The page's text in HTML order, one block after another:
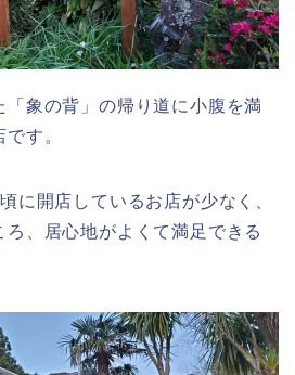
「象の背」の帰り道に小腹を満
す。
に開店しているお店が少なく、
ろ、居心地がよくて満足できる